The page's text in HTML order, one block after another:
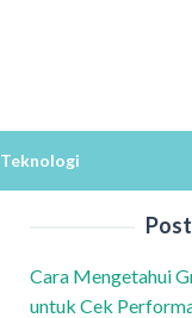
Teknologi
Cara Mengetahui
untuk Cek